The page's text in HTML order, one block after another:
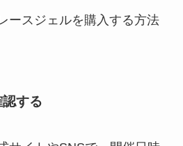
ースジェルを購入する方法
する